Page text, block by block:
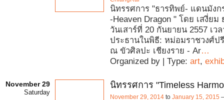
นิทรรศการ "ธารทิพย์- แดนมังก
-Heaven Dragon " โดย เสงี่ยม
วันเสาร์ที่ 20 กันยายน 2557 เว
ประธานในพิธี: หม่อมราชวงศ์ป
ณ ขัวศิลปะ เชียงราย - Ar…
Organized by | Type: art,
November 29
Saturday
นิทรรศการ "Timeless
November 29, 2014 to January 15, 2015